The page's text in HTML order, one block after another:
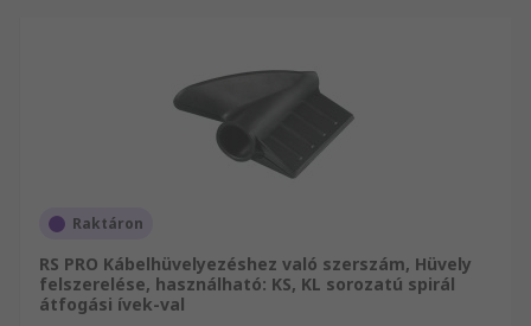
Raktáron
RS PRO Kábelhüvelyezéshez való szerszám, Hüvely
felszerelése, használható: KS, KL sorozatú spirál
átfogási ívek-val